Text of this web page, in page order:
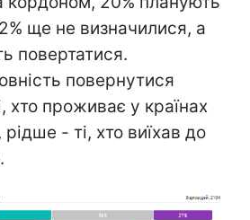
ще не визначилися, а
повертатися.
повернутися
хто проживає у країнах
- ті, хто виїхав до